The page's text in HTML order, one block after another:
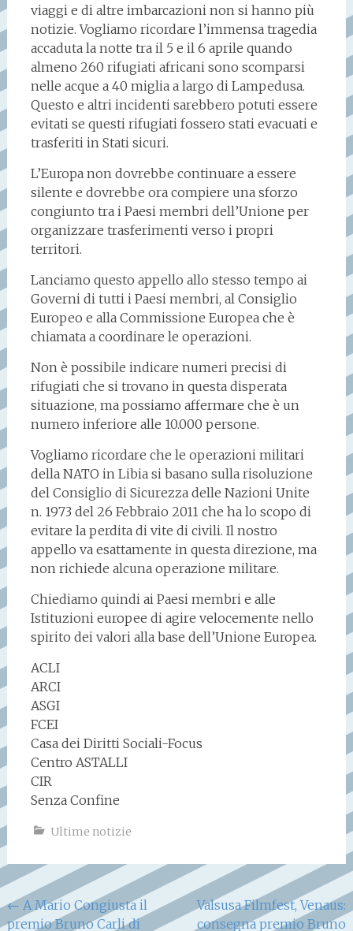
viaggi e di altre imbarcazioni non si hanno più
notizie. Vogliamo ricordare l’immensa tragedia
accaduta la notte tra il 5 e il 6 aprile quando
almeno 260 rifugiati africani sono scomparsi
nelle acque a 40 miglia a largo di Lampedusa.
Questo e altri incidenti sarebbero potuti essere
evitati se questi rifugiati fossero stati evacuati e
trasferiti in Stati sicuri.
L’Europa non dovrebbe continuare a essere
silente e dovrebbe ora compiere una sforzo
congiunto tra i Paesi membri dell’Unione per
organizzare trasferimenti verso i propri
territori.
Lanciamo questo appello allo stesso tempo ai
Governi di tutti i Paesi membri, al Consiglio
Europeo e alla Commissione Europea che è
chiamata a coordinare le operazioni.
Non è possibile indicare numeri precisi di
rifugiati che si trovano in questa disperata
situazione, ma possiamo affermare che è un
numero inferiore alle 10.000 persone.
Vogliamo ricordare che le operazioni militari
della NATO in Libia si basano sulla risoluzione
del Consiglio di Sicurezza delle Nazioni Unite
n. 1973 del 26 Febbraio 2011 che ha lo scopo di
evitare la perdita di vite di civili. Il nostro
appello va esattamente in questa direzione, ma
non richiede alcuna operazione militare.
Chiediamo quindi ai Paesi membri e alle
Istituzioni europee di agire velocemente nello
spirito dei valori alla base dell’Unione Europea.
ACLI
ARCI
ASGI
FCEI
Casa dei Diritti Sociali-Focus
Centro ASTALLI
CIR
Senza Confine
Ultime notizie
Navigazione
← A Mario Congiusta il
premio Bruno Carli di
Valsusa Filmfest, Venaus:
consegna premio Bruno